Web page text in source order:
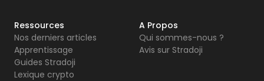
Ressources
Nos derniers articles
Apprentissage
Guides Stradoji
Lexique crypto
A Propos
Qui sommes-nous ?
Avis sur Stradoji